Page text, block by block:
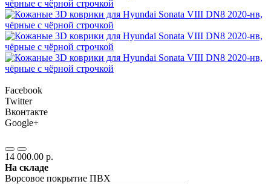
Facebook
Twitter
Вконтакте
Google+
14 000.00 р.
На складе
Ворсовое покрытие ПВХ